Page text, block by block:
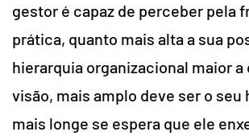
gestor é capaz de perceber pela
prática, quanto mais alta a sua
hierarquia organizacional maior a
visão, mais amplo deve ser o seu
mais longe se espera que ele